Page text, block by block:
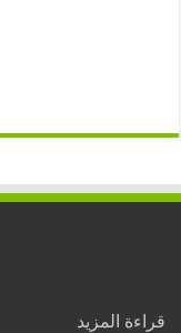
المزيد :